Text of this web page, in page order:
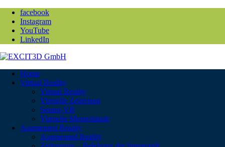
facebook
Instagram
YouTube
LinkedIn
Home
Virtual Reality
Virtual Reality
Virtuelle Zeitreisen
Senior-VR
Virtuelle Messestände
Augmented Reality
Augmented Reality